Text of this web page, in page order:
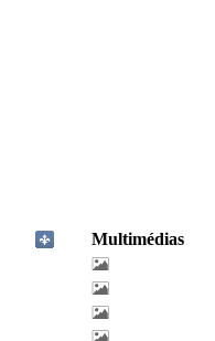
Multimédias